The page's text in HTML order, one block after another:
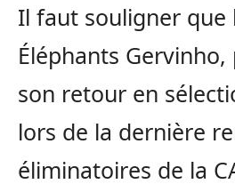
Il faut souligner que
Éléphants
son retour en
lors de la dernière
éliminatoires de la